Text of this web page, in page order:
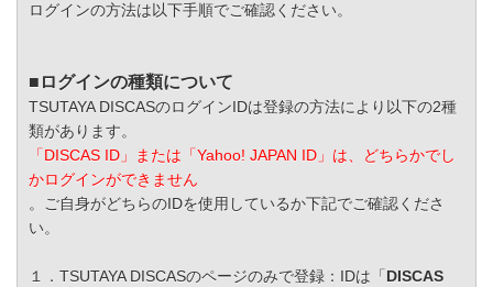
ログインの方法は以下手順でご確認ください。
■ログインの種類について
TSUTAYA DISCASのログインIDは登録の方法により以下の2種
類があります。
「DISCAS ID」または「Yahoo! JAPAN ID」は、どちらかでし
かログインができません
。ご自身がどちらのIDを使用しているか下記でご確認くださ
い。
１．TSUTAYA DISCASのページのみで登録：IDは「 DISCAS